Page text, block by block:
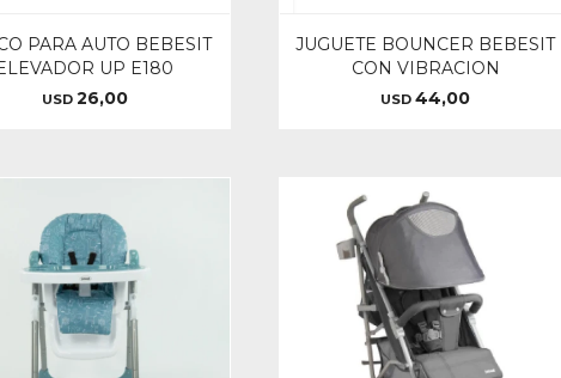
PARA AUTO BEBESIT
UP E180
USD 26,00
JUGUETE BOUNCER BEBESIT
CON VIBRACION
USD 44,00